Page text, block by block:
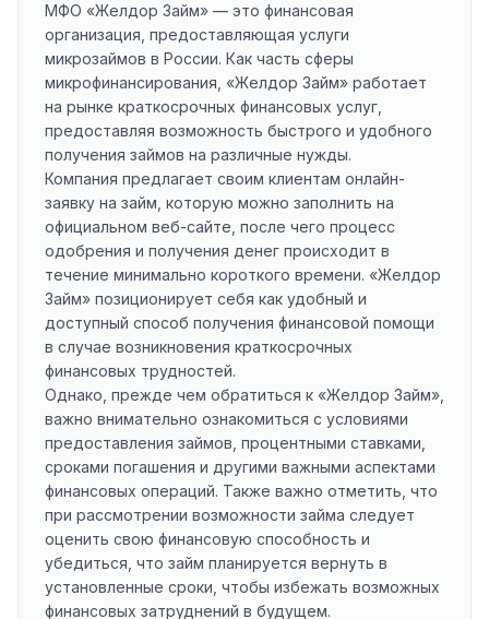
МФО «Желдор Займ» — это финансовая
организация, предоставляющая услуги
микрозаймов в России. Как часть сферы
микрофинансирования, «Желдор Займ» работает
на рынке краткосрочных финансовых услуг,
предоставляя возможность быстрого и удобного
получения займов на различные нужды.
Компания предлагает своим клиентам онлайн-
заявку на займ, которую можно заполнить на
официальном веб-сайте, после чего процесс
одобрения и получения денег происходит в
течение минимально короткого времени. «Желдор
Займ» позиционирует себя как удобный и
доступный способ получения финансовой помощи
в случае возникновения краткосрочных
финансовых трудностей.
Однако, прежде чем обратиться к «Желдор Займ»,
важно внимательно ознакомиться с условиями
предоставления займов, процентными ставками,
сроками погашения и другими важными аспектами
финансовых операций. Также важно отметить, что
при рассмотрении возможности займа следует
оценить свою финансовую способность и
убедиться, что займ планируется вернуть в
установленные сроки, чтобы избежать возможных
финансовых затруднений в будущем.